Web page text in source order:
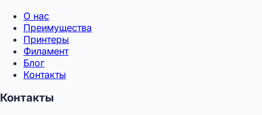
О нас
Преимущества
Принтеры
Филамент
Блог
Контакты
Контакты